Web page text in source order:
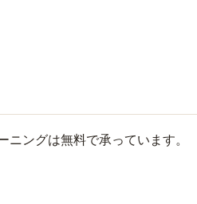
ングは無料で承っています。